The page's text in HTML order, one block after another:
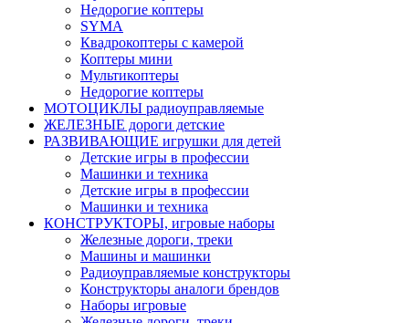
Недорогие коптеры
SYMA
Квадрокоптеры с камерой
Коптеры мини
Мультикоптеры
Недорогие коптеры
МОТОЦИКЛЫ радиоуправляемые
ЖЕЛЕЗНЫЕ дороги детские
РАЗВИВАЮЩИЕ игрушки для детей
Детские игры в профессии
Машинки и техника
Детские игры в профессии
Машинки и техника
КОНСТРУКТОРЫ, игровые наборы
Железные дороги, треки
Машины и машинки
Радиоуправляемые конструкторы
Конструкторы аналоги брендов
Наборы игровые